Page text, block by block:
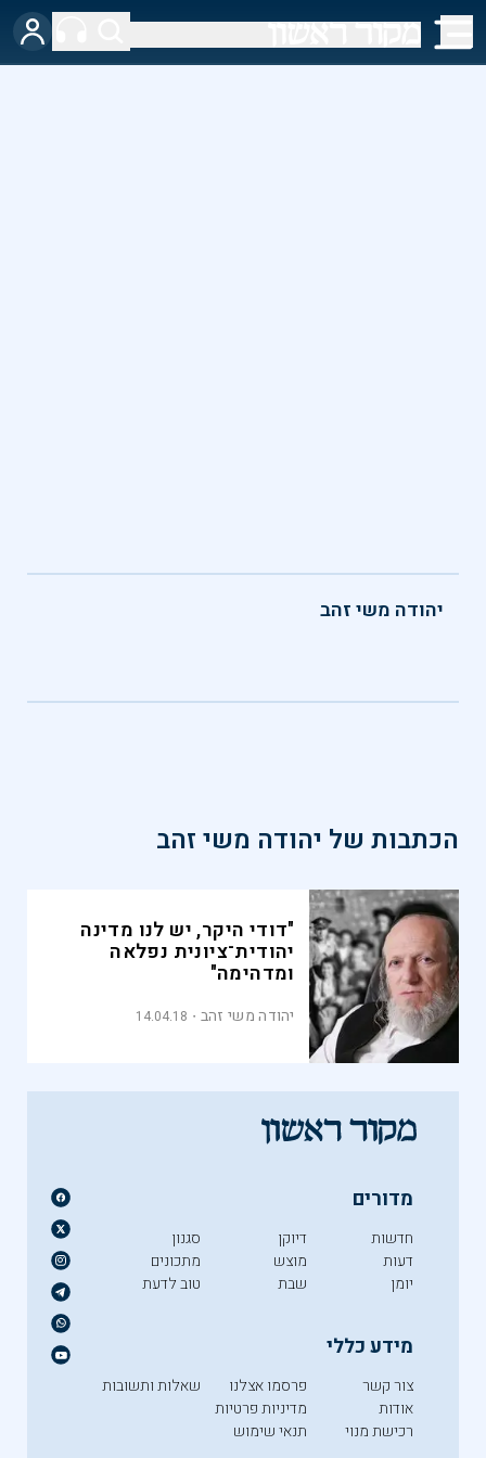
יהודה משי זהב
הכתבות של יהודה משי זהב
"דודי היקר, יש לנו מדינה
יהודית־ציונית נפלאה
ומדהימה"
יהודה משי זהב 14.04.18
מדורים
חדשות
דעות
יומן
דיוקן
מוצש
שבת
סגנון
מתכונים
טוב לדעת
מידע כללי
צור קשר
אודות
רכישת מנוי
פרסמו אצלנו
מדיניות פרטיות
תנאי שימוש
שאלות ותשובות